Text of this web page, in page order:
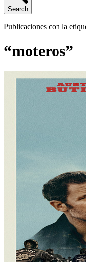
Search
Publicaciones con la
“moteros”